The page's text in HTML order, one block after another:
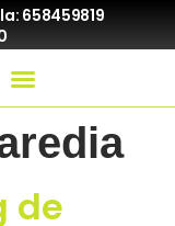
658459819
de